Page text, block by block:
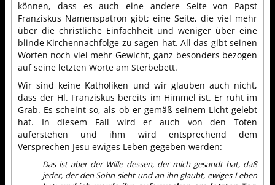
können, dass es auch eine andere Seite von Papst
Franziskus Namenspatron gibt; eine Seite, die viel mehr
über die christliche Einfachheit und weniger über eine
blinde Kirchennachfolge zu sagen hat. All das gibt seinen
Worten noch viel mehr Gewicht, ganz besonders bezogen
auf seine letzten Worte am Sterbebett.
Wir sind keine Katholiken und wir glauben auch nicht,
dass der Hl. Franziskus bereits im Himmel ist. Er ruht im
Grab. Es scheint so, als ob er gemäß seinem Licht gelebt
hat. In diesem Fall wird er auch von den Toten
auferstehen und ihm wird entsprechend dem
Versprechen Jesu ewiges Leben gegeben werden:
Das ist aber der Wille dessen, der mich gesandt hat, daß
jeder, der den Sohn sieht und an ihn glaubt, ewiges Leben